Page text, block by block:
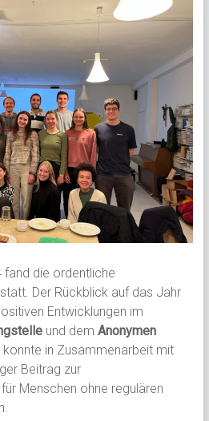
die ordentliche
Der Rückblick auf das Jahr
Entwicklungen im
und dem Anonymen
konnte in Zusammenarbeit mit
Beitrag zur
Menschen ohne regulären